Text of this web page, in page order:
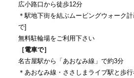
広小路口から徒歩12分
＊駅地下街を結ぶムービングウォーク
で]
無料駐輪場をご利用下さい
［電車で］
名古屋駅から「あおなみ線」で約3分
＊あおなみ線・ささしまライブ駅と歩